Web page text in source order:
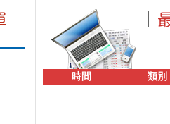
時間 類別